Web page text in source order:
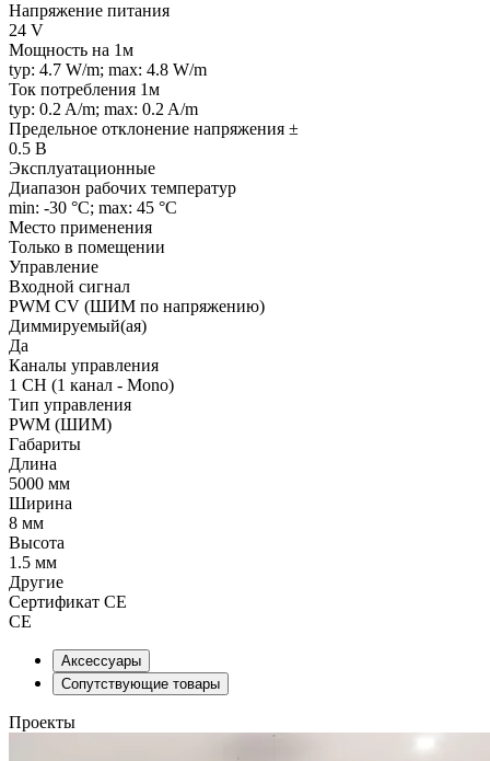
Напряжение питания
24 V
Мощность на 1м
typ: 4.7 W/m; max: 4.8 W/m
Ток потребления 1м
typ: 0.2 A/m; max: 0.2 A/m
Предельное отклонение напряжения ±
0.5 В
Эксплуатационные
Диапазон рабочих температур
min: -30 °C; max: 45 °C
Место применения
Только в помещении
Управление
Входной сигнал
PWM СV (ШИМ по напряжению)
Диммируемый(ая)
Да
Каналы управления
1 CH (1 канал - Mono)
Тип управления
PWM (ШИМ)
Габариты
Длина
5000 мм
Ширина
8 мм
Высота
1.5 мм
Другие
Сертификат CE
CE
Аксессуары
Сопутствующие товары
Проекты